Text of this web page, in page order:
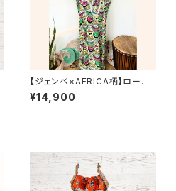
【ジェンベ×AFRICA柄】ローブ
（お揃いの大判布付き）｜アフリ
カンダンス衣装にもおすすめ
¥14,900